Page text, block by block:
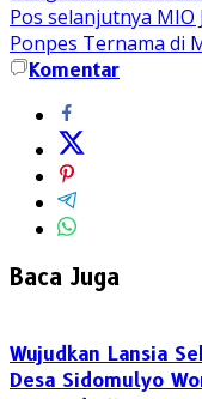
Pos selanjutnya MIO
Ponpes Ternama di
Komentar
Baca Juga
Wujudkan Lansia
Desa Sidomulyo